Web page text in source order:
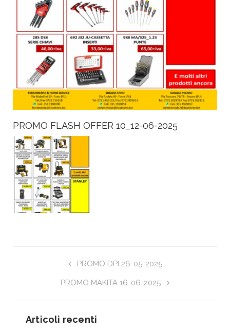
PROMO FLASH OFFER 10_12-06-2025
PROMO DPI 26-05-2025
PROMO MAKITA 16-06-2025
Articoli recenti